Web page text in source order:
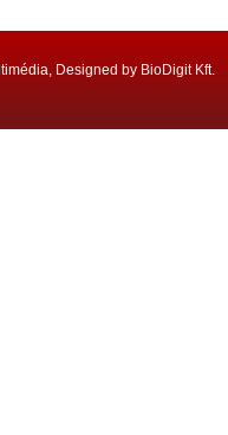
Designed by BioDigit Kft.